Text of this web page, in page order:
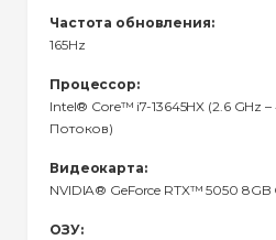
Частота обновления:
165Hz
Процессор:
Intel® Core™ i7-13645HX (2.6 GHz
Потоков)
Видеокарта:
NVIDIA® GeForce RTX™ 5050 8GB
ОЗУ: